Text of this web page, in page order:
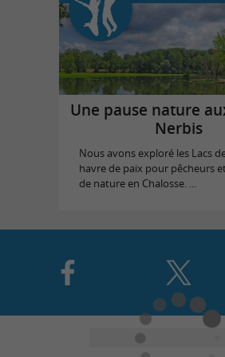
Une pause nature
Nerbis
Nous avons exploré les Lacs
havre de paix pour pêcheurs
de nature en Chalosse. ...